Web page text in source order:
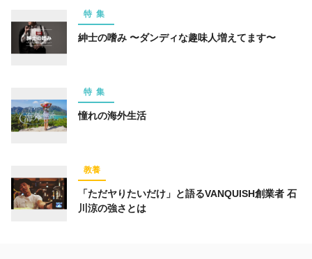
特集
紳士の嗜み 〜ダンディな趣味人増えてます〜
特集
憧れの海外生活
教養
「ただヤりたいだけ」と語るVANQUISH創業者 石
川涼の強さとは